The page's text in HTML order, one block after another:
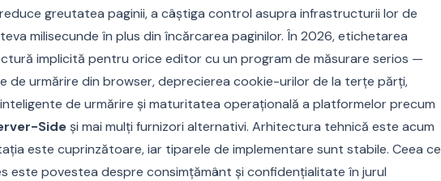
greutatea paginii, a câștiga control asupra infrastructurii lor de
milisecunde în plus din încărcarea paginilor. În 2026, etichetarea
implicită pentru orice editor cu un program de măsurare serios —
de urmărire din browser, deprecierea cookie-urilor de la terțe părți,
de urmărire și maturitatea operațională a platformelor precum
Sideși mai mulți furnizori alternativi. Arhitectura tehnică este acum
este cuprinzătoare, iar tiparele de implementare sunt stabile. Ceea ce
este povestea despre consimțământ și confidențialitate în jurul